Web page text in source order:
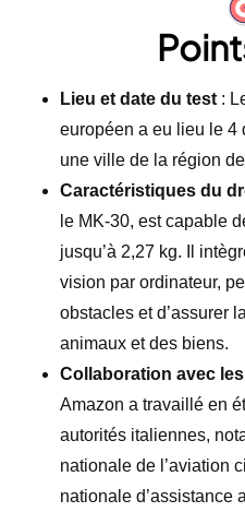
Lieu et date du test :
européen a eu lieu le 4
une ville de la région
Caractéristiques du
le MK-30, est capable
jusqu’à 2,27 kg. Il
vision par ordinateur,
obstacles et d’assurer
animaux et des biens.
Collaboration avec
Amazon a travaillé en
autorités italiennes,
nationale de l’aviation
nationale d’assistance